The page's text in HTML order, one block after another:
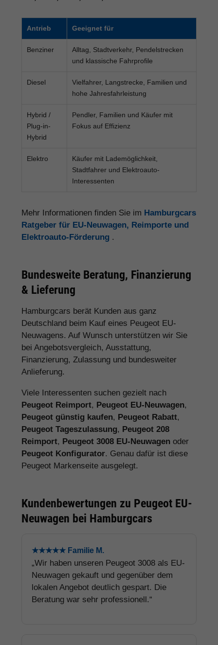
Antrieb Geeignet für
Benziner
Alltag, Stadtverkehr, Pendelstrecken
und klassische Fahrprofile
Diesel
Vielfahrer, Langstrecke, Familien und
hohe Jahresfahrleistung
Hybrid /
Plug-in-
Hybrid
Pendler, Familien und Käufer mit
Fokus auf Effizienz
Elektro
Käufer mit Lademöglichkeit,
Stadtfahrer und Elektroauto-
Interessenten
Mehr Informationen finden Sie im Hamburgcars
Ratgeber für EU-Neuwagen, Reimporte und
Elektroauto-Förderung .
Bundesweite Beratung, Finanzierung
& Lieferung
Hamburgcars berät Kunden aus ganz
Deutschland beim Kauf eines Peugeot EU-
Neuwagens. Auf Wunsch unterstützen wir Sie
bei Angebotsvergleich, Ausstattung,
Finanzierung, Zulassung und bundesweiter
Anlieferung.
Viele Interessenten suchen gezielt nach
Peugeot Reimport, Peugeot EU-Neuwagen,
Peugeot günstig kaufen, Peugeot Rabatt,
Peugeot Tageszulassung, Peugeot 208
Reimport, Peugeot 3008 EU-Neuwagen oder
Peugeot Konfigurator. Genau dafür ist diese
Peugeot Markenseite ausgelegt.
Kundenbewertungen zu Peugeot EU-
Neuwagen bei Hamburgcars
★★★★★ Familie M.
„Wir haben unseren Peugeot 3008 als EU-
Neuwagen gekauft und gegenüber dem
lokalen Angebot deutlich gespart. Die
Beratung war sehr professionell.“